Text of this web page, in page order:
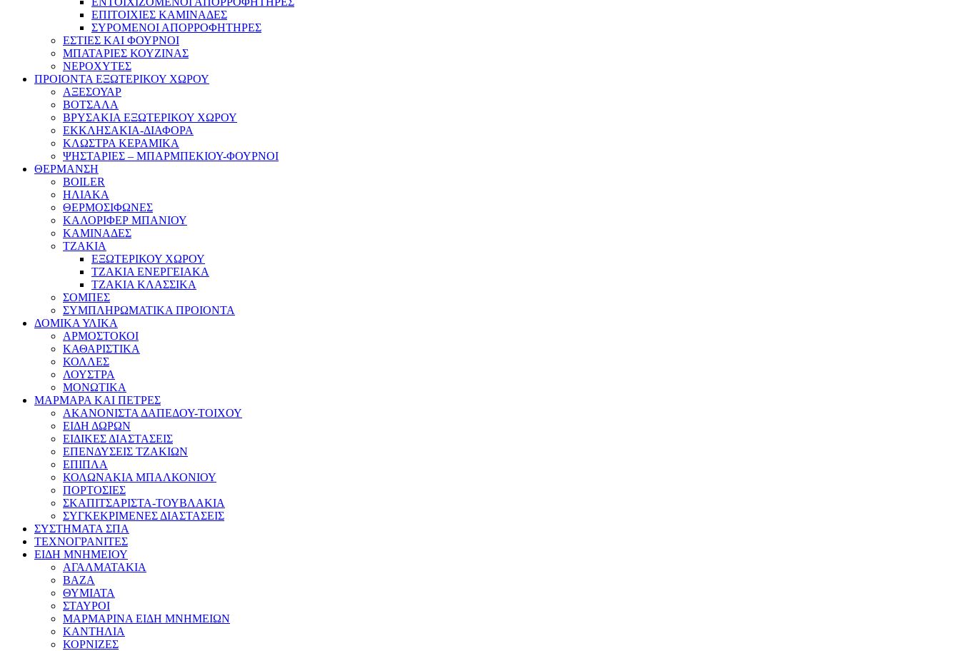
ΕΠΙΤΟΙΧΙΕΣ ΚΑΜΙΝΑΔΕΣ
ΣΥΡΟΜΕΝΟΙ ΑΠΟΡΡΟΦΗΤΗΡΕΣ
ΕΣΤΙΕΣ ΚΑΙ ΦΟΥΡΝΟΙ
ΜΠΑΤΑΡΙΕΣ ΚΟΥΖΙΝΑΣ
ΝΕΡΟΧΥΤΕΣ
ΠΡΟΙΟΝΤΑ ΕΞΩΤΕΡΙΚΟΥ ΧΩΡΟΥ
ΑΞΕΣΟΥΑΡ
ΒΟΤΣΑΛΑ
ΒΡΥΣΑΚΙΑ ΕΞΩΤΕΡΙΚΟΥ ΧΩΡΟΥ
ΕΚΚΛΗΣΑΚΙΑ-ΔΙΑΦΟΡΑ
ΚΛΩΣΤΡΑ ΚΕΡΑΜΙΚΑ
ΨΗΣΤΑΡΙΕΣ – ΜΠΑΡΜΠΕΚΙΟΥ-ΦΟΥΡΝΟΙ
ΘΕΡΜΑΝΣΗ
BOILER
ΗΛΙΑΚΑ
ΘΕΡΜΟΣΙΦΩΝΕΣ
ΚΑΛΟΡΙΦΕΡ ΜΠΑΝΙΟΥ
ΚΑΜΙΝΑΔΕΣ
ΤΖΑΚΙΑ
ΕΞΩΤΕΡΙΚΟΥ ΧΩΡΟΥ
ΤΖΑΚΙΑ ΕΝΕΡΓΕΙΑΚΑ
ΤΖΑΚΙΑ ΚΛΑΣΣΙΚΑ
ΣΟΜΠΕΣ
ΣΥΜΠΛΗΡΩΜΑΤΙΚΑ ΠΡΟΙΟΝΤΑ
ΔΟΜΙΚΑ ΥΛΙΚΑ
ΑΡΜΟΣΤΟΚΟΙ
ΚΑΘΑΡΙΣΤΙΚΑ
ΚΟΛΛΕΣ
ΛΟΥΣΤΡΑ
ΜΟΝΩΤΙΚΑ
ΜΑΡΜΑΡΑ ΚΑΙ ΠΕΤΡΕΣ
ΑΚΑΝΟΝΙΣΤΑ ΔΑΠΕΔΟΥ-ΤΟΙΧΟΥ
ΕΙΔΗ ΔΩΡΩΝ
ΕΙΔΙΚΕΣ ΔΙΑΣΤΑΣΕΙΣ
ΕΠΕΝΔΥΣΕΙΣ ΤΖΑΚΙΩΝ
ΕΠΙΠΛΑ
ΚΟΛΩΝΑΚΙΑ ΜΠΑΛΚΟΝΙΟΥ
ΠΟΡΤΟΣΙΕΣ
ΣΚΑΠΙΤΣΑΡΙΣΤΑ-ΤΟΥΒΛΑΚΙΑ
ΣΥΓΚΕΚΡΙΜΕΝΕΣ ΔΙΑΣΤΑΣΕΙΣ
ΣΥΣΤΗΜΑΤΑ ΣΠΑ
ΤΕΧΝΟΓΡΑΝΙΤΕΣ
ΕΙΔΗ ΜΝΗΜΕΙΟΥ
ΑΓΑΛΜΑΤΑΚΙΑ
ΒΑΖΑ
ΘΥΜΙΑΤΑ
ΣΤΑΥΡΟΙ
ΜΑΡΜΑΡΙΝΑ ΕΙΔΗ ΜΝΗΜΕΙΩΝ
ΚΑΝΤΗΛΙΑ
ΚΟΡΝΙΖΕΣ